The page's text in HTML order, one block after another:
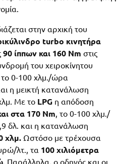
στην αρχική του
turbo κινητήρα
90 ίππων και 160 Nm στις
του χειροκίνητου
το 0-100 χλμ./ώρα
η μεικτή κατανάλωση
Με το LPG η απόδοση
στα 170 Nm, το 0-100 χλμ./
δλ. και η κατανάλωση
χλμ. Ωστόσο με τρέχουσα
λτ., τα 100 χιλιόμετρα